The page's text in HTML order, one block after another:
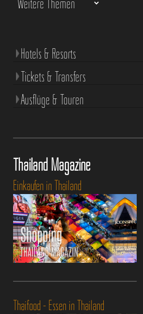
Hotels & Resorts
Tickets & Transfers
Ausflüge & Touren
Thailand Magazine
Einkaufen in Thailand
Thaifood - Essen in Thailand